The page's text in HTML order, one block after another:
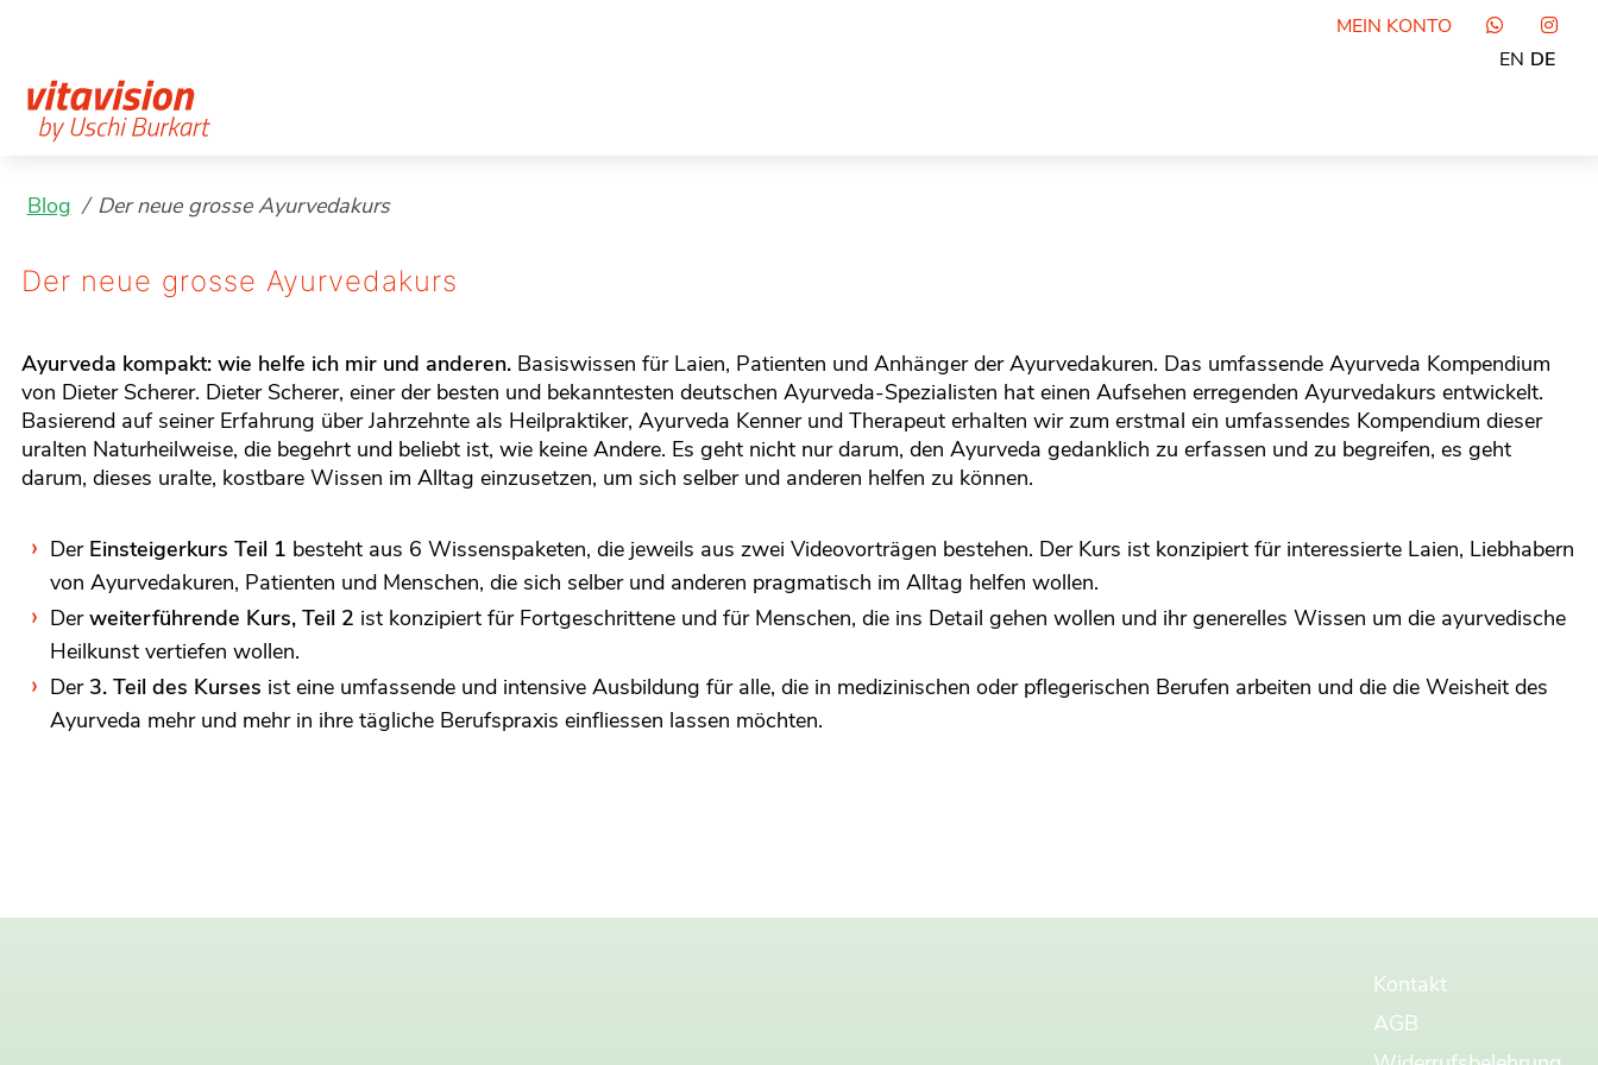
MEIN KONTO
EN DE
Blog Der neue grosse Ayurvedakurs
Der neue grosse Ayurvedakurs
Ayurveda kompakt: wie helfe ich mir und anderen. Basiswissen für Laien, Patienten und Anhänger der Ayurvedakuren. Das umfassende Ayurveda Kompendium
von Dieter Scherer. Dieter Scherer, einer der besten und bekanntesten deutschen Ayurveda-Spezialisten hat einen Aufsehen erregenden Ayurvedakurs entwickelt.
Basierend auf seiner Erfahrung über Jahrzehnte als Heilpraktiker, Ayurveda Kenner und Therapeut erhalten wir zum erstmal ein umfassendes Kompendium dieser
uralten Naturheilweise, die begehrt und beliebt ist, wie keine Andere. Es geht nicht nur darum, den Ayurveda gedanklich zu erfassen und zu begreifen, es geht
darum, dieses uralte, kostbare Wissen im Alltag einzusetzen, um sich selber und anderen helfen zu können.
Der Einsteigerkurs Teil 1 besteht aus 6 Wissenspaketen, die jeweils aus zwei Videovorträgen bestehen. Der Kurs ist konzipiert für interessierte Laien, Liebhabern
von Ayurvedakuren, Patienten und Menschen, die sich selber und anderen pragmatisch im Alltag helfen wollen.
Derweiterführende Kurs, Teil 2 ist konzipiert für Fortgeschrittene und für Menschen, die ins Detail gehen wollen und ihr generelles Wissen um die ayurvedische
Heilkunst vertiefen wollen.
Der 3. Teil des Kurses ist eine umfassende und intensive Ausbildung für alle, die in medizinischen oder pflegerischen Berufen arbeiten und die die Weisheit des
Ayurveda mehr und mehr in ihre tägliche Berufspraxis einfliessen lassen möchten.
Kontakt
AGB